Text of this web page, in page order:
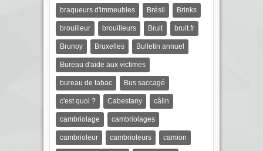
braqueurs d'immeubles Brésil Brinks
brouilleur brouilleurs Bruit bruit.fr
Brunoy Bruxelles Bulletin annuel
Bureau d'aide aux victimes
bureau de tabac Bus saccagé
c'est quoi ? Cabestany câlin
cambriolage cambriolages
cambrioleur cambrioleurs camion